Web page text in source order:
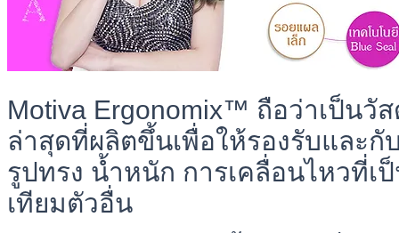
Motiva Ergonomix™ ถือว่าเป็นวั
ล่าสุดที่ผลิตขึ้นเพื่อให้รองรับและกั
รูปทรง น้ำหนัก การเคลื่อนไหวที่เ
เทียมตัวอื่น